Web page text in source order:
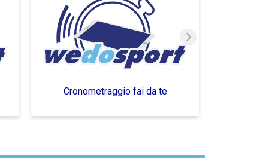
Cronometraggio fai da te